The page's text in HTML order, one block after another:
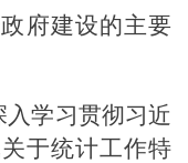
府建设的主要
入学习贯彻习近
于统计工作特